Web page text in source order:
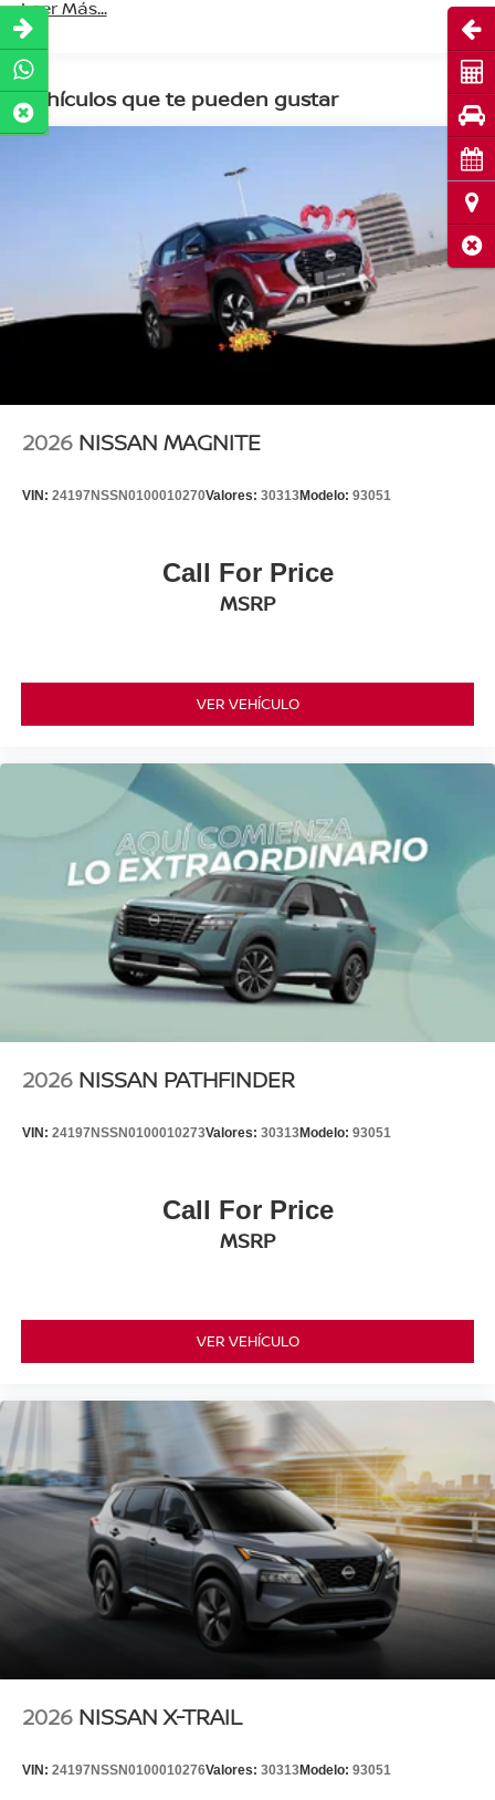
Leer Más...
Vehículos que te pueden gustar
2026 NISSAN MAGNITE
VIN: 24197NSSN0100010270Valores: 30313Modelo: 93051
Call For Price
MSRP
VER VEHÍCULO
2026 NISSAN PATHFINDER
VIN: 24197NSSN0100010273Valores: 30313Modelo: 93051
Call For Price
MSRP
VER VEHÍCULO
2026 NISSAN X-TRAIL
VIN: 24197NSSN0100010276Valores: 30313Modelo: 93051